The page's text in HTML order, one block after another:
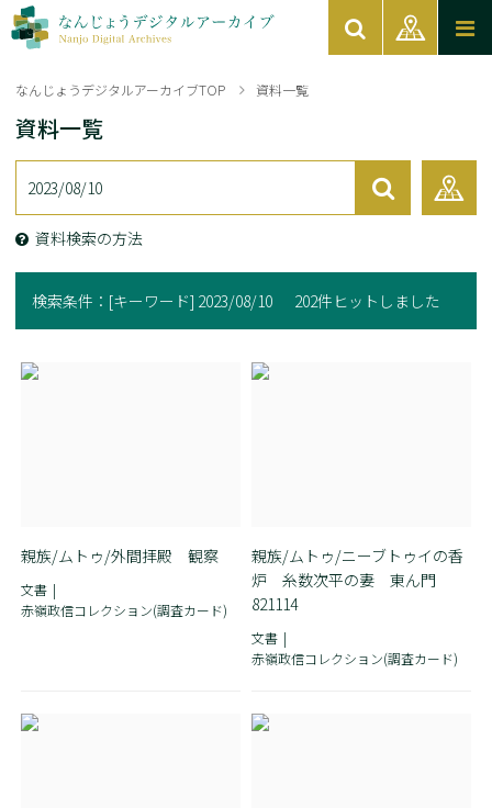
なんじょうデジタルアーカイブTOP 資料一覧
資料一覧
資料検索の方法
検索条件： [キーワード] 2023/08/10 202件ヒットしました
親族/ムトゥ/外間拝殿 観察
文書
赤嶺政信コレクション(調査カード)
親族/ムトゥ/ニーブトゥイの香
炉 糸数次平の妻 東ん門
821114
文書
赤嶺政信コレクション(調査カード)